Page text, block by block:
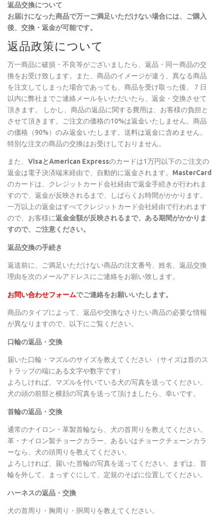
返品交換について
お届けになった商品で万一ご満足いただけない場合には、ご購入
後、交換・返金が可能です。
返品政策について
万一商品に破損・不良等がございましたら、返品・同一商品の交
換をお受け致します。また、商品のイメージが違う、異なる商品
を注文してしまった場合であっても、商品を受け取った後、７日
以内に弊社までご連絡メールをいただいたら、返金・交換させて
頂きます。 しかし、商品の返品に関する費用は、お客様の負担と
させて頂きます。ご注文の価格の10%は返金いたしません。商品
の価格（90%）のみ返金いたします。送料は返金に含めません。
特別な注文の商品の交換はお受けしておりません。
また、 VisaとAmerican Expressのカードは1万円以下のご注文の
返金は電子決済端末経由で、自動的に返金されます。 MasterCard
のカードは、クレジットカード会社経由で返金手続きが行われま
すので、返金が反映されるまで、しばらくお時間がかかります。
一万以上の返金はすべてクレジットカード会社経由で行われます
ので、お客様に返金金額が反映されるまで、ある期間がかかりま
すので、ご注意ください。
返品交換の手続き
返送前に、ご満足いただけない商品の注文番号、姓名、返品交換
理由を次のメールアドレスにご連絡をお願い致します。
お問い合わせフォームでご連絡をお願いいたします。
商品のタイプによって、返品や交換なさりたい商品の必要な情報
が異なりますので、以下にご覧ください。
口輪の返品・交換
届いた口輪・マズルのサイズを教えてください （サイズは首のス
トラップの端にある文字や数字です）
よろしければ、マズルを付いている犬の写真を送ってください。
犬の頭の前部と横顔の写真を送って頂けましたら、幸いです。
首輪の返品・交換
通常のナイロン・革製首輪なら、犬の首周りを教えてください。
革・ナイロン製チョークカラー、あるいはチョークチェーンカラ
ーなら、犬の頭周りを教えてください。
よろしければ、届いた首輪の写真を送ってください。まずは、首
輪を外して、まっすぐにして、定規のそばに位置してください。
ハーネスの返品・交換
犬の首周り・胸周り・胴周りを教えてください。